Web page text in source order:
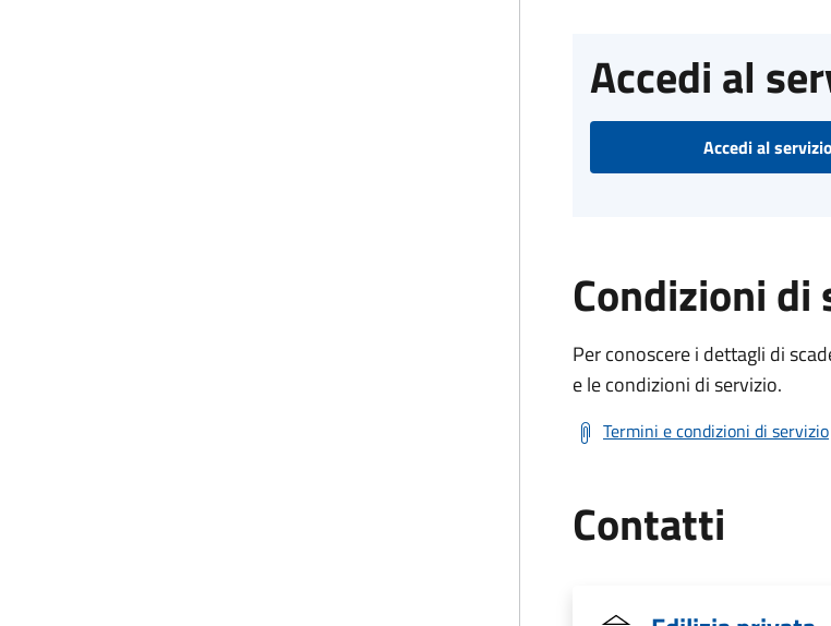
Accedi al
Accedi al servizio
Condizioni di
Per conoscere i dettagli di
e le condizioni di servizio.
Termini e condizioni di servizio
Contatti